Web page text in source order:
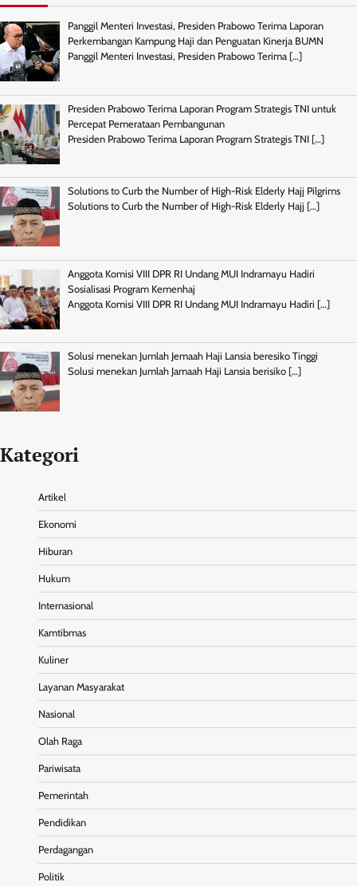
Panggil Menteri Investasi, Presiden Prabowo Terima Laporan
Perkembangan Kampung Haji dan Penguatan Kinerja BUMN
Panggil Menteri Investasi, Presiden Prabowo Terima […]
Presiden Prabowo Terima Laporan Program Strategis TNI untuk
Percepat Pemerataan Pembangunan
Presiden Prabowo Terima Laporan Program Strategis TNI […]
Solutions to Curb the Number of High-Risk Elderly Hajj Pilgrims
Solutions to Curb the Number of High-Risk Elderly Hajj […]
Anggota Komisi VIII DPR RI Undang MUI Indramayu Hadiri
Sosialisasi Program Kemenhaj
Anggota Komisi VIII DPR RI Undang MUI Indramayu Hadiri […]
Solusi menekan Jumlah Jemaah Haji Lansia beresiko Tinggi
Solusi menekan Jumlah Jamaah Haji Lansia berisiko […]
Kategori
Artikel
Ekonomi
Hiburan
Hukum
Internasional
Kamtibmas
Kuliner
Layanan Masyarakat
Nasional
Olah Raga
Pariwisata
Pemerintah
Pendidikan
Perdagangan
Politik